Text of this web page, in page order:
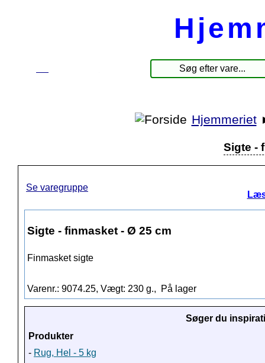
Hjemmeriet
Sigte -
Se varegruppe
Sigte - finmasket - Ø 25 cm
Finmasket sigte
Varenr.: 9074.25, Vægt: 230 g., På lager
Søger du
Produkter
- Rug, Hel - 5 kg